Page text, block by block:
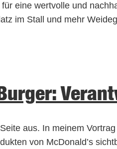
eine wertvolle und
im Stall und mehr
aus. In meinem
von McDonald’s